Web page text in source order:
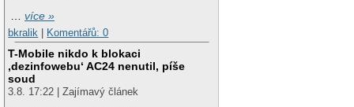
…více »
bkralik
Komentářů: 0
T-Mobile nikdo k blokaci
‚dezinfowebu‘ AC24 nenutil, píše
soud
3.8. 17:22 | Zajímavý článek